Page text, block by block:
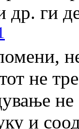
др. ги
не
и